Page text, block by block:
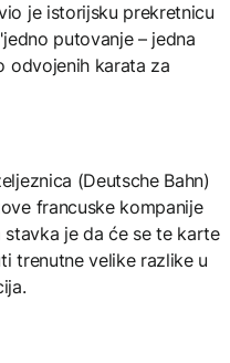
je istorijsku prekretnicu
putovanje – jedna
odvojenih karata za
(Deutsche Bahn)
francuske kompanije
je da će se te karte
trenutne velike razlike u